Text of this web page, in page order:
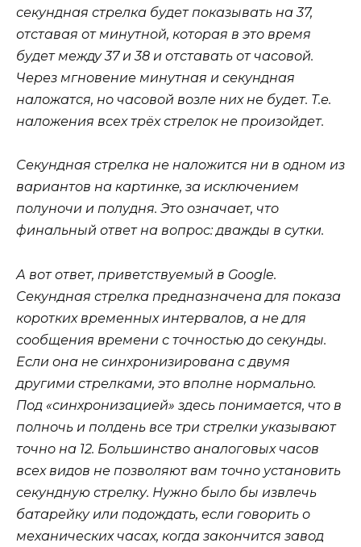
секундная стрелка будет показывать на 37,
отставая от минутной, которая в это время
будет между 37 и 38 и отставать от часовой.
Через мгновение минутная и секундная
наложатся, но часовой возле них не будет. Т.е.
наложения всех трёх стрелок не произойдет.
Секундная стрелка не наложится ни в одном из
вариантов на картинке, за исключением
полуночи и полудня. Это означает, что
финальный ответ на вопрос: дважды в сутки.
А вот ответ, приветствуемый в Google.
Секундная стрелка предназначена для показа
коротких временных интервалов, а не для
сообщения времени с точностью до секунды.
Если она не синхронизирована с двумя
другими стрелками, это вполне нормально.
Под «синхронизацией» здесь понимается, что в
полночь и полдень все три стрелки указывают
точно на 12. Большинство аналоговых часов
всех видов не позволяют вам точно установить
секундную стрелку. Нужно было бы извлечь
батарейку или подождать, если говорить о
механических часах, когда закончится завод